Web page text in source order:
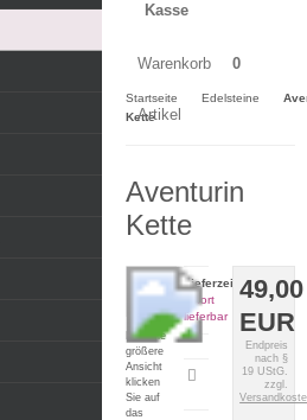
Kasse
Warenkorb 0
Artikel
Startseite Edelsteine
Kette
Aventurin
Kette
Für eine
größere
Ansicht
klicken
Sie auf
das
49,00
EUR
Endpreis
nach §
19 UStG.
zzgl.
Lieferzeit:
sofort
lieferbar
Artikeldatenblatt
drucken